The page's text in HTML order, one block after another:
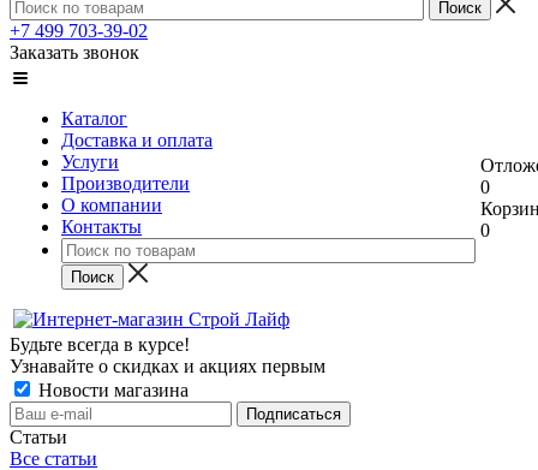
+7 499 703-39-02
Заказать звонок
Каталог
Доставка и оплата
Услуги
Производители
О компании
Контакты
0
0
Будьте всегда в курсе!
Узнавайте о скидках и акциях первым
Новости магазина
Статьи
Все статьи